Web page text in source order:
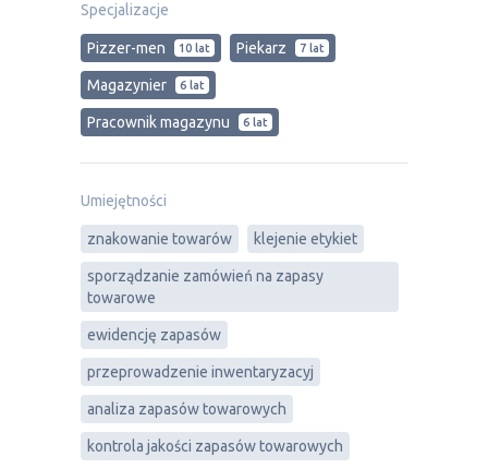
Specjalizacje
Pizzer-men 10 lat Piekarz 7 lat
Magazynier 6 lat
Рracownik magazynu 6 lat
Umiejętności
znakowanie towarów klejenie etykiet
sporządzanie zamówień na zapasy
towarowe
ewidencję zapasów
przeprowadzenie inwentaryzacyj
analiza zapasów towarowych
kontrola jakości zapasów towarowych